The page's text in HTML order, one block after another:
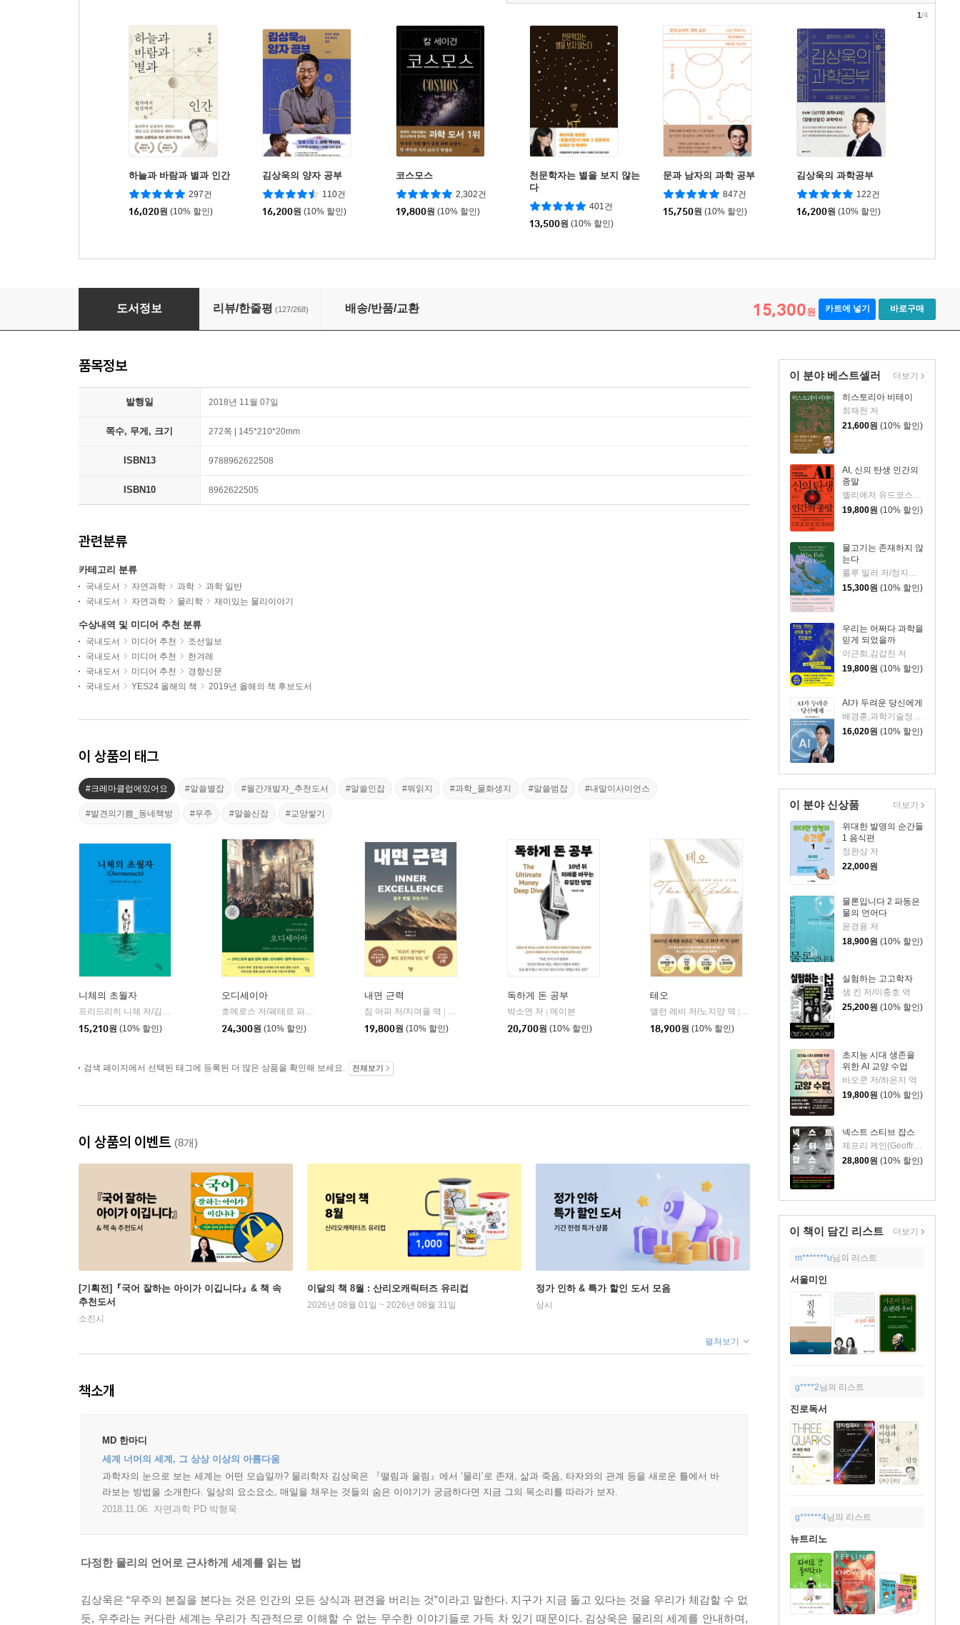
하늘과 바람과 별과 인간
297건
16,020원 (10% 할인)
김상욱의 양자 공부
110건
16,200원 (10% 할인)
코스모스
2,302건
19,800원 (10% 할인)
천문학자는 별을 보지 않는
다
401건
13,500원 (10% 할인)
문과 남자의 과학 공부
847건
15,750원 (10% 할인)
김상욱의 과학공부
122건
16,200원 (10% 할인)
1/4
떨림과 울림
도서정보 리뷰/한줄평 (127/268) 배송/반품/교환 15,300원 카트에 넣기 바로구매
이 분야 베스트셀러
히스토리아 비테이
최재천 저
21,600원 (10% 할인)
AI, 신의 탄생 인간의
종말
19,800원 (10% 할인)
물고기는 존재하지 않
는다
룰루 밀러 저/정지인 역
15,300원 (10% 할인)
우리는 어쩌다 과학을
믿게 되었을까
이근희,김갑진 저
19,800원 (10% 할인)
AI가 두려운 당신에게
16,020원 (10% 할인)
더보기
이 분야 신상품
위대한 발명의 순간들
1 음식편
정완상 저
22,000원
물론입니다 2 파동은
물의 언어다
윤경용 저
18,900원 (10% 할인)
실험하는 고고학자
샘 킨 저/이충호 역
25,200원 (10% 할인)
초지능 시대 생존을
위한 AI 교양 수업
바오쿤 저/하은지 역
19,800원 (10% 할인)
넥스트 스티브 잡스
28,800원 (10% 할인)
더보기
이 책이 담긴 리스트 더보기
m*******u님의 리스트
서울미인
g****2님의 리스트
진로독서
g******4님의 리스트
뉴트리노
품목정보
발행일 2018년 11월 07일
쪽수, 무게, 크기 272쪽 | 145*210*20mm
ISBN13 9788962622508
ISBN10 8962622505
관련분류
카테고리 분류
국내도서 자연과학 과학
과학 일반
국내도서
자연과학 물리학 재미있는 물리이야기
수상내역 및 미디어 추천 분류
국내도서 미디어 추천
조선일보
국내도서
미디어 추천
한겨레
국내도서
미디어 추천
경향신문
국내도서
YES24 올해의 책 2019년 올해의 책 후보도서
이 상품의 태그
#크레마클럽에있어요 #알쓸별잡 #월간개발자_추천도서 #알쓸인잡 #뭐읽지 #과학_물화생지 #알쓸범잡 #내말이사이언스
#발견의기쁨_동네책방 #우주 #알쓸신잡 #교양쌓기
니체의 초월자
프리드리히 니체 저/김철 편역
15,210원 (10% 할인)
오디세이아
호메로스 저/페테르 파울 루벤스 그림/박문재 역 | 현대지성
24,300원 (10% 할인)
내면 근력
짐 머피 저/지여울 역
윌북(willbook)
19,800원 (10% 할인)
독하게 돈 공부
박소연 저
메이븐
20,700원 (10% 할인)
테오
앨런 레비 저/노지양 역
오팬하우스
18,900원 (10% 할인)
검색 페이지에서 선택된 태그에 등록된 더 많은 상품을 확인해 보세요. 전체보기
이 상품의 이벤트 (8개)
[기획전]『국어 잘하는 아이가 이깁니다』& 책 속
추천도서
소진시
이달의 책 8월 : 산리오캐릭터즈 유리컵
2026년 08월 01일 ~ 2026년 08월 31일
정가 인하 & 특가 할인 도서 모음
상시
펼쳐보기
책소개
MD 한마디
세계 너머의 세계, 그 상상 이상의 아름다움
과학자의 눈으로 보는 세계는 어떤 모습일까? 물리학자 김상욱은 『떨림과 울림』에서 ‘물리’로 존재, 삶과 죽음, 타자와의 관계 등을 새로운 틀에서 바
라보는 방법을 소개한다. 일상의 요소요소, 매일을 채우는 것들의 숨은 이야기가 궁금하다면 지금 그의 목소리를 따라가 보자.
2018.11.06. 자연과학 PD 박형욱
다정한 물리의 언어로 근사하게 세계를 읽는 법
김상욱은 “우주의 본질을 본다는 것은 인간의 모든 상식과 편견을 버리는 것”이라고 말한다. 지구가 지금 돌고 있다는 것을 우리가 체감할 수 없
듯, 우주라는 커다란 세계는 우리가 직관적으로 이해할 수 없는 무수한 이야기들로 가득 차 있기 때문이다. 김상욱은 물리의 세계를 안내하며,